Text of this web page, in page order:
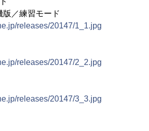
／練習モード
releases/20147/1_1.jpg
releases/20147/2_2.jpg
releases/20147/3_3.jpg